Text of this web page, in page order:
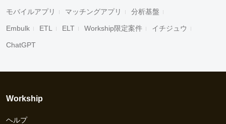
モバイルアプリ マッチングアプリ 分析基盤
Embulk ETL ELT Workship限定案件 イチジュウ
ChatGPT
Workship
ヘルプ